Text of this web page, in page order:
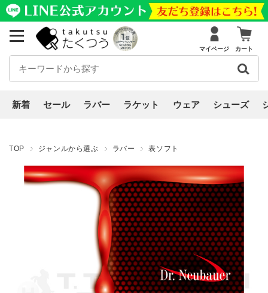
マイページ カート
新着 セール ラバー ラケット ウェア シューズ
TOP ジャンルから選ぶ ラバー 表ソフト